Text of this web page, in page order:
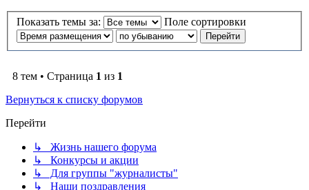
Показать темы за: Поле сортировки
8 тем • Страница 1 из 1
Вернуться к списку форумов
Перейти
↳ Жизнь нашего форума
↳ Конкурсы и акции
↳ Для группы "журналисты"
↳ Наши поздравления